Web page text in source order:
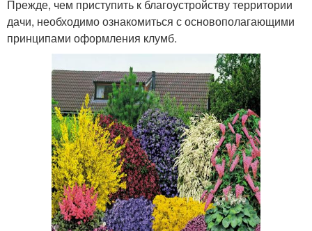
Прежде, чем приступить к благоустройству территории
дачи, необходимо ознакомиться с основополагающими
принципами оформления клумб.